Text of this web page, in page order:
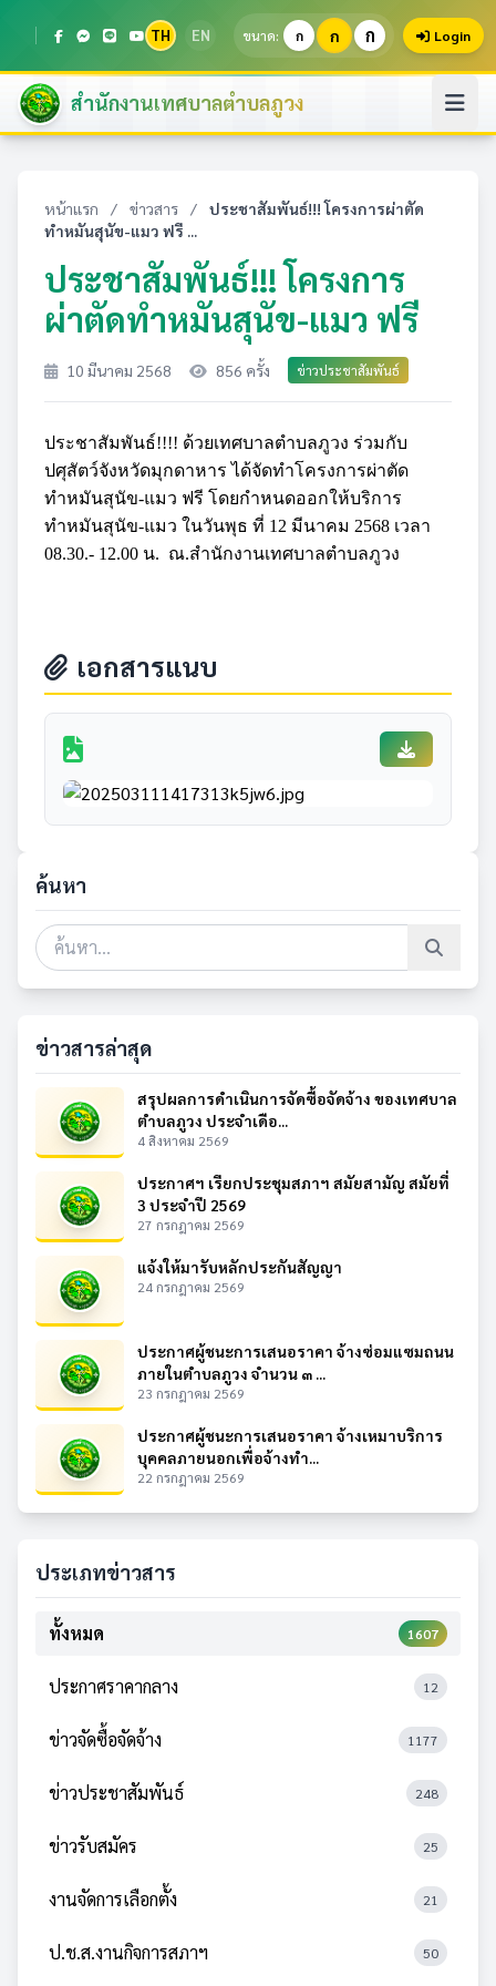
TH EN ขนาด: ก ก ก Login
สำนักงานเทศบาลตำบลภูวง
หน้าแรก / ข่าวสาร /
ประชาสัมพันธ์!!! โครงการผ่าตัด
ทำหมันสุนัข-แมว ฟรี ...
ประชาสัมพันธ์!!! โครงการ
ผ่าตัดทำหมันสุนัข-แมว ฟรี
10 มีนาคม 2568 856 ครั้ง ข่าวประชาสัมพันธ์
ประชาสัมพันธ์!!!! ด้วยเทศบาลตำบลภูวง ร่วมกับ
ปศุสัตว์จังหวัดมุกดาหาร ได้จัดทำโครงการผ่าตัด
ทำหมันสุนัข-แมว ฟรี โดยกำหนดออกให้บริการ
ทำหมันสุนัข-แมว ในวันพุธ ที่ 12 มีนาคม 2568 เวลา
08.30.- 12.00 น. ณ.สำนักงานเทศบาลตำบลภูวง
เอกสารแนบ
ค้นหา
ข่าวสารล่าสุด
สรุปผลการดำเนินการจัดซื้อจัดจ้าง ของเทศบาล
ตำบลภูวง ประจำเดือ...
4 สิงหาคม 2569
ประกาศฯ เรียกประชุมสภาฯ สมัยสามัญ สมัยที่
3 ประจำปี 2569
27 กรกฎาคม 2569
แจ้งให้มารับหลักประกันสัญญา
24 กรกฎาคม 2569
ประกาศผู้ชนะการเสนอราคา จ้างซ่อมแซมถนน
ภายในตำบลภูวง จำนวน ๓ ...
23 กรกฎาคม 2569
ประกาศผู้ชนะการเสนอราคา จ้างเหมาบริการ
บุคคลภายนอกเพื่อจ้างทำ...
22 กรกฎาคม 2569
ประเภทข่าวสาร
ทั้งหมด 1607
ประกาศราคากลาง 12
ข่าวจัดซื้อจัดจ้าง 1177
ข่าวประชาสัมพันธ์ 248
ข่าวรับสมัคร 25
งานจัดการเลือกตั้ง 21
ป.ช.ส.งานกิจการสภาฯ 50